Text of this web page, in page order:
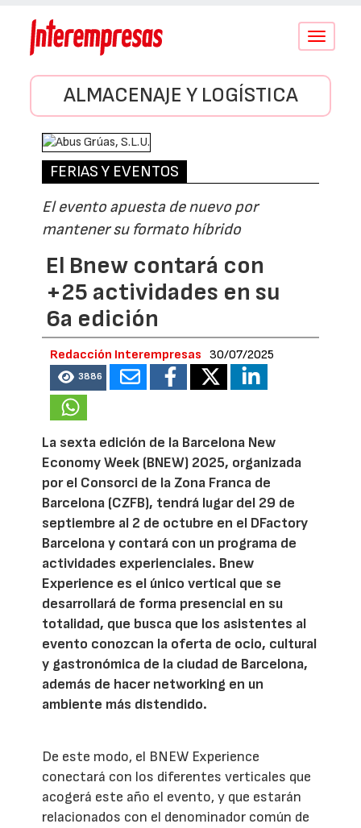
Conmutar
ALMACENAJE Y LOGÍSTICA
FERIAS Y EVENTOS
El evento apuesta de nuevo por
mantener su formato híbrido
El Bnew contará con
+25 actividades en su
6a edición
Redacción Interempresas 30/07/2025
3886
La sexta edición de la Barcelona New
Economy Week (BNEW) 2025, organizada
por el Consorci de la Zona Franca de
Barcelona (CZFB), tendrá lugar del 29 de
septiembre al 2 de octubre en el DFactory
Barcelona y contará con un programa de
actividades experienciales. Bnew
Experience es el único vertical que se
desarrollará de forma presencial en su
totalidad, que busca que los asistentes al
evento conozcan la oferta de ocio, cultural
y gastronómica de la ciudad de Barcelona,
además de hacer networking en un
ambiente más distendido.
De este modo, el BNEW Experience
conectará con los diferentes verticales que
acogerá este año el evento, y que estarán
relacionados con el denominador común de